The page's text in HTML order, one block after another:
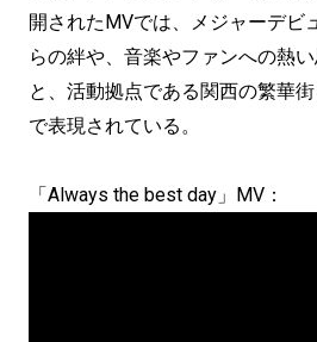
開されたMVでは、メジャーデビ
らの絆や、音楽やファンへの熱
と、活動拠点である関西の繁華
で表現されている。
「Always the best day」MV：